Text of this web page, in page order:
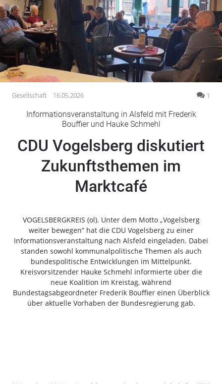
Gesundheit
Kultur
Lifestyle
Wirtschaft
Vogelsberg
Alsfeld
Lauterbach
Romrod
Homberg
Ohm
Feldatal
Freiensteinau
Gemünden
Grebenau
Grebenhain
Herbstein
Kirtorf
Gesellschaft 16.05.2026 1
Informationsveranstaltung in Alsfeld mit Frederik
Bouffier und Hauke Schmehl
CDU Vogelsberg diskutiert
Zukunftsthemen im
Marktcafé
VOGELSBERGKREIS (ol). Unter dem Motto „Vogelsberg
weiter bewegen“ hat die CDU Vogelsberg zu einer
Informationsveranstaltung nach Alsfeld eingeladen. Dabei
standen sowohl kommunalpolitische Themen als auch
bundespolitische Entwicklungen im Mittelpunkt.
Kreisvorsitzender Hauke Schmehl informierte über die
neue Koalition im Kreistag, während
Bundestagsabgeordneter Frederik Bouffier einen Überblick
über aktuelle Vorhaben der Bundesregierung gab.